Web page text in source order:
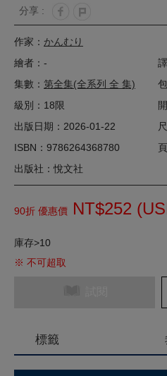
分享 :
作家： かんむり
繪者：-
集數： 第全集(全系列 全 集)
級別：18限
出版日期：2026-01-22
ISBN：9786264368780
出版社：悅文社
90折 優惠價 NT$252 (
庫存>10
※ 不可超取
標籤